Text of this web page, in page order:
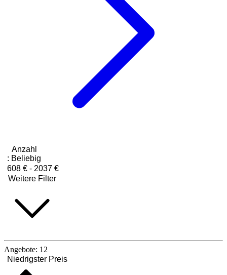
Anzahl
: Beliebig
608 € - 2037 €
Weitere Filter
Angebote: 12
Niedrigster Preis